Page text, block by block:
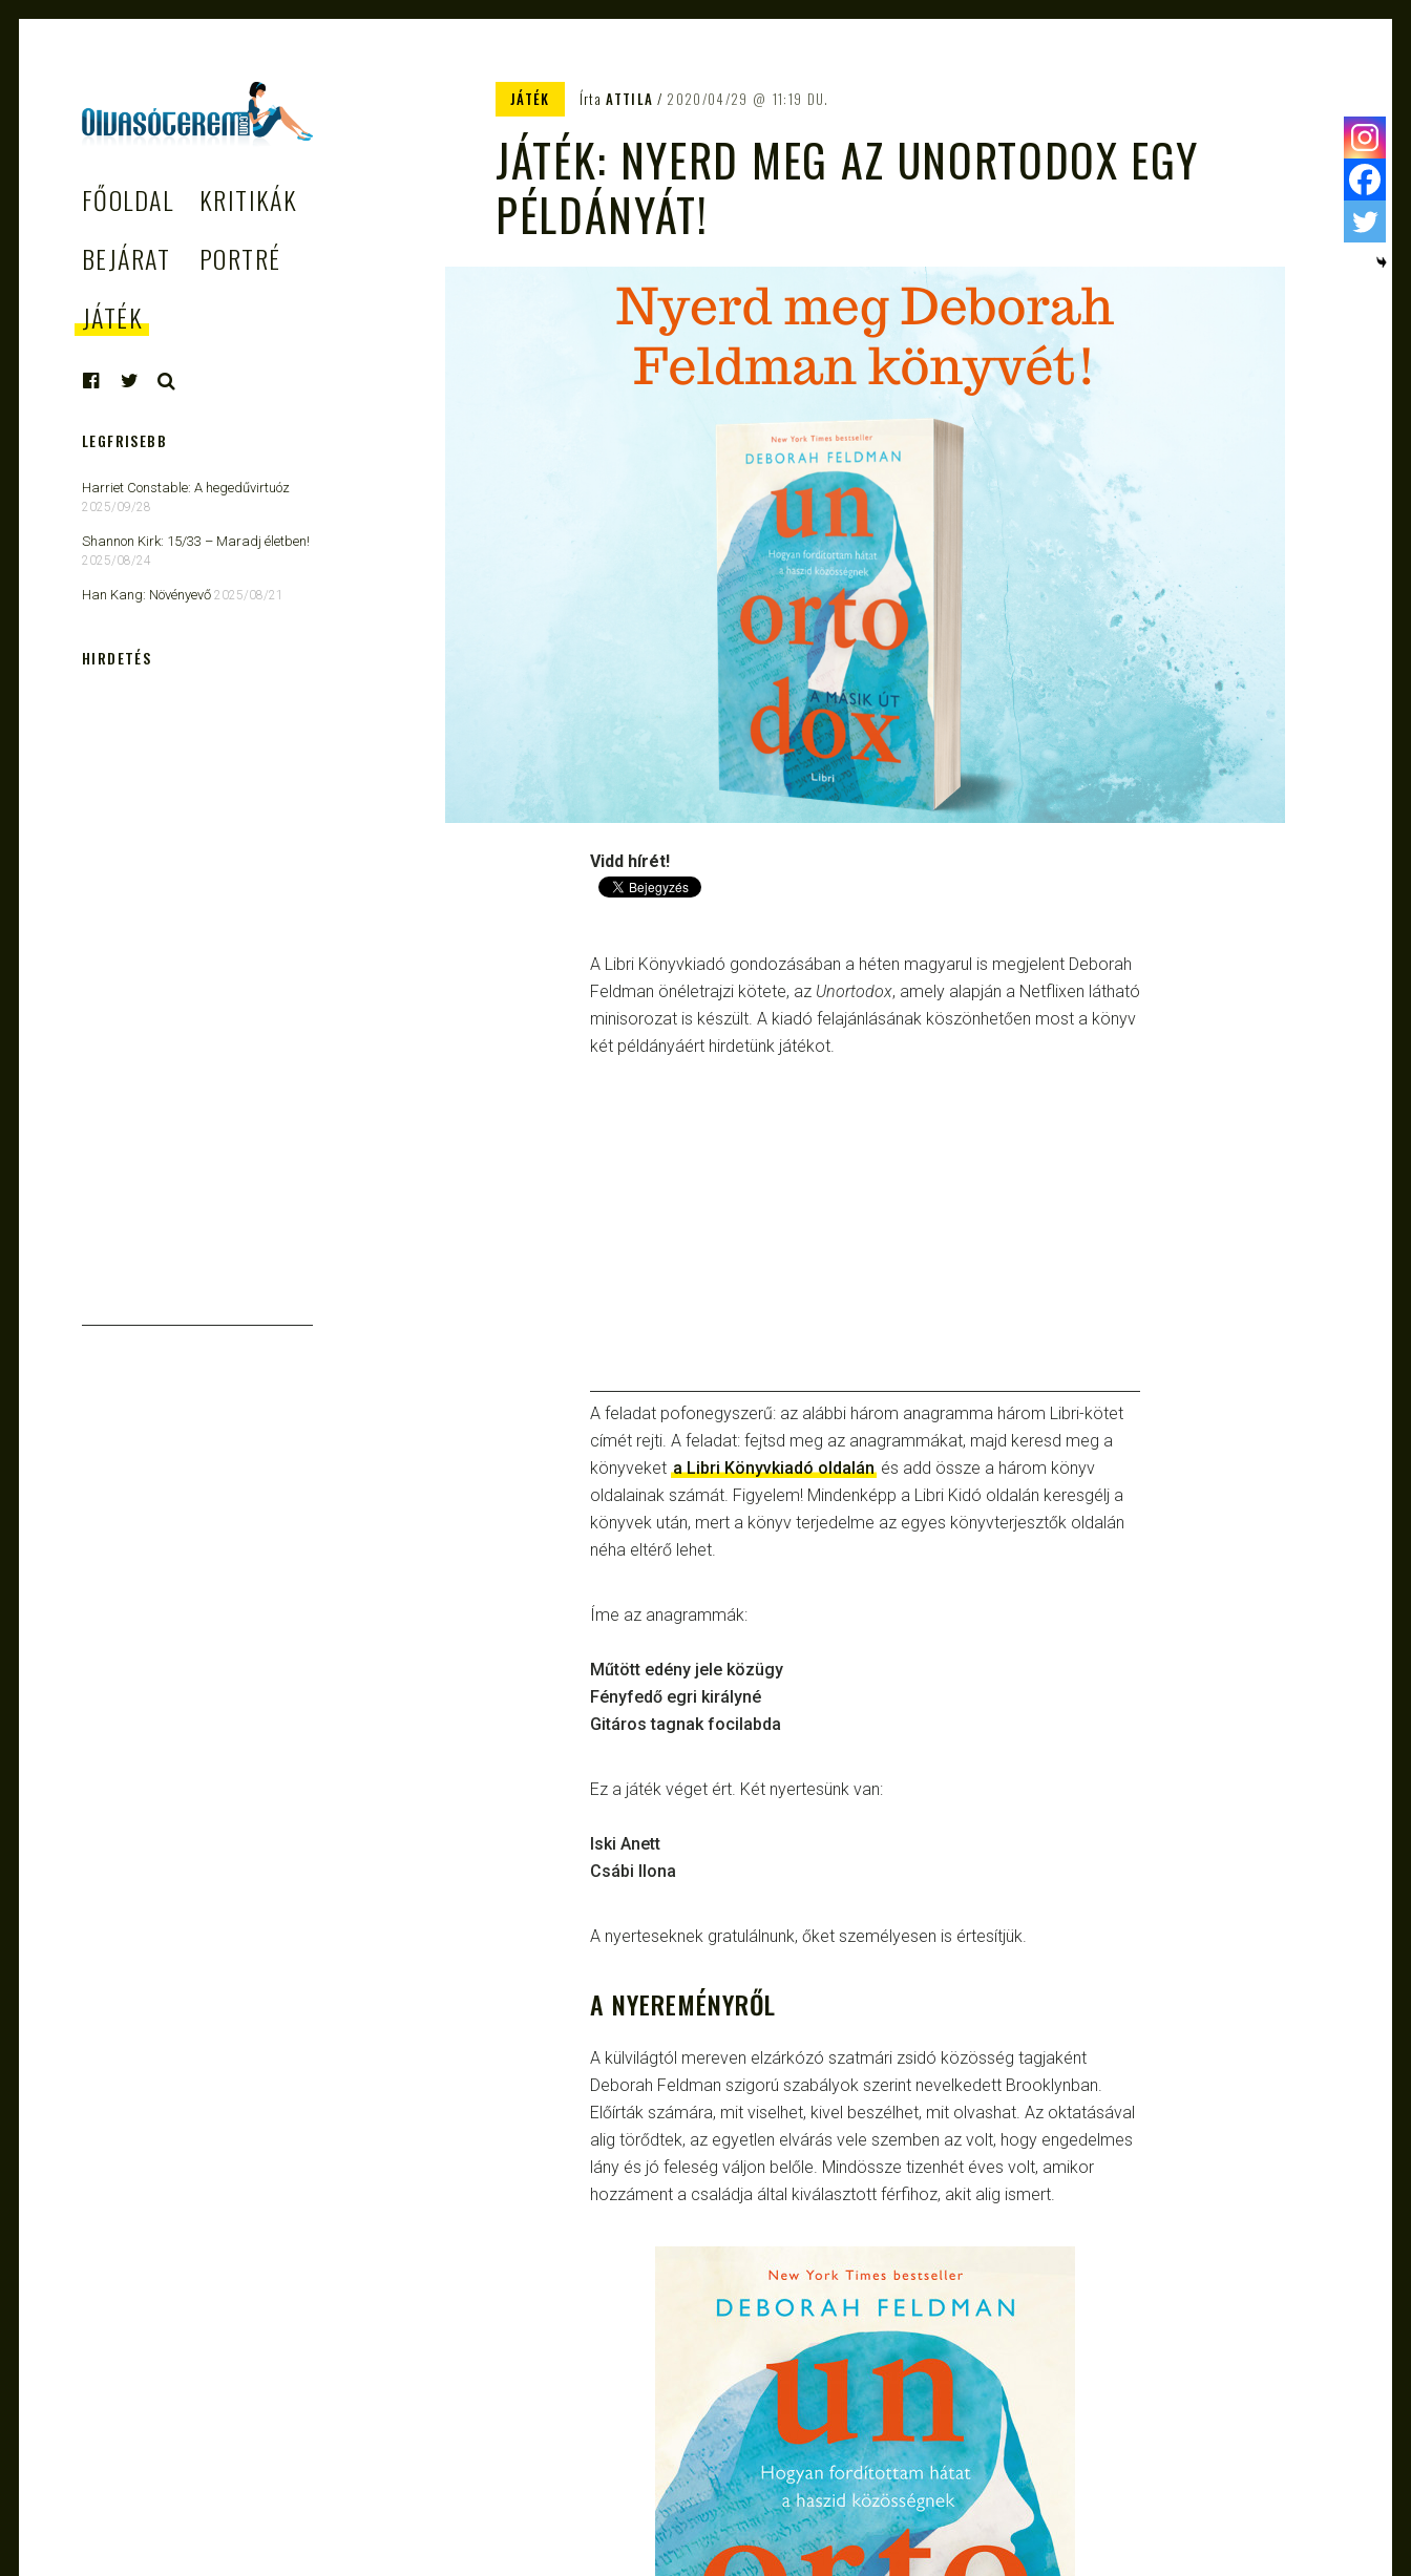
– AZ EGÉSZSÉGES
OLVASÁS
TÁMOGATÓJA
FŐOLDAL
KRITIKÁK
BEJÁRAT
PORTRÉ
JÁTÉK
JÁTÉK ÍrtaATTILA 2020/04/29 11:19 DU.
JÁTÉK: NYERD MEG AZ UNORTODOX EGY
PÉLDÁNYÁT!
Vidd hírét!
A Libri Könyvkiadó gondozásában a héten magyarul is megjelent Deborah
Feldman önéletrajzi kötete, az Unortodox, amely alapján a Netflixen látható
minisorozat is készült. A kiadó felajánlásának köszönhetően most a könyv
két példányáért hirdetünk játékot.
A feladat pofonegyszerű: az alábbi három anagramma három Libri-kötet
címét rejti. A feladat: fejtsd meg az anagrammákat, majd keresd meg a
könyveket a Libri Könyvkiadó oldalán és add össze a három könyv
oldalainak számát. Figyelem! Mindenképp a Libri Kidó oldalán keresgélj a
könyvek után, mert a könyv terjedelme az egyes könyvterjesztők oldalán
néha eltérő lehet.
Íme az anagrammák:
Műtött edény jele közügy
Fényfedő egri királyné
Gitáros tagnak focilabda
Ez a játék véget ért. Két nyertesünk van:
Iski Anett
Csábi Ilona
A nyerteseknek gratulálnunk, őket személyesen is értesítjük.
A NYEREMÉNYRŐL
A külvilágtól mereven elzárkózó szatmári zsidó közösség tagjaként
Deborah Feldman szigorú szabályok szerint nevelkedett Brooklynban.
Előírták számára, mit viselhet, kivel beszélhet, mit olvashat. Az oktatásával
alig törődtek, az egyetlen elvárás vele szemben az volt, hogy engedelmes
lány és jó feleség váljon belőle. Mindössze tizenhét éves volt, amikor
hozzáment a családja által kiválasztott férfihoz, akit alig ismert.
LEGFRISEBB
Harriet Constable: A hegedűvirtuóz
2025/09/28
Shannon Kirk: 15/33 ​– Maradj életben!
2025/08/24
Han Kang: Növényevő 2025/08/21
HIRDETÉS